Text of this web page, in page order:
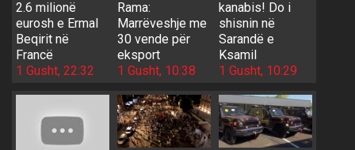
2.6 milionë
eurosh e Ermal
Beqirit në
Francë
1 Gusht, 22:32
Rama:
Marrëveshje me
30 vende për
eksport
1 Gusht, 10:38
kanabis! Do i
shisnin në
Sarandë e
Ksamil
1 Gusht, 10:29